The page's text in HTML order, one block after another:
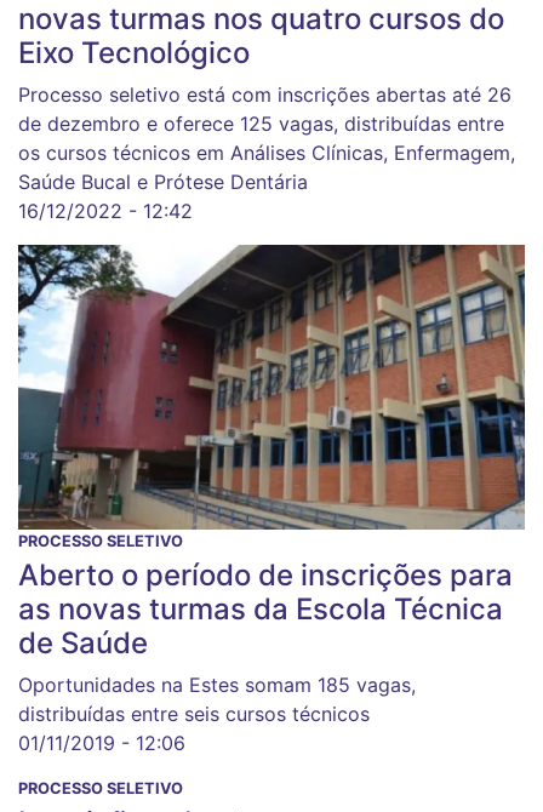
novas turmas nos quatro cursos do
Eixo Tecnológico
Processo seletivo está com inscrições abertas até 26
de dezembro e oferece 125 vagas, distribuídas entre
os cursos técnicos em Análises Clínicas, Enfermagem,
Saúde Bucal e Prótese Dentária
16/12/2022 - 12:42
PROCESSO SELETIVO
Aberto o período de inscrições para
as novas turmas da Escola Técnica
de Saúde
Oportunidades na Estes somam 185 vagas,
distribuídas entre seis cursos técnicos
01/11/2019 - 12:06
PROCESSO SELETIVO